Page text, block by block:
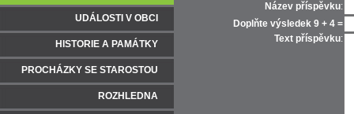
Název příspěvku:
Doplňte výsledek 9 + 4 =
Text příspěvku:
UDÁLOSTI V OBCI
HISTORIE A PAMÁTKY
PROCHÁZKY SE STAROSTOU
ROZHLEDNA